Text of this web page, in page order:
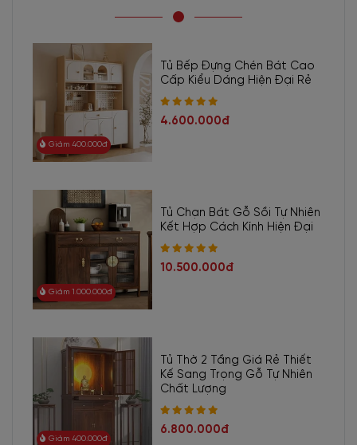
Giảm 400.000đ
Tủ Bếp Đựng Chén Bát Cao
Cấp Kiểu Dáng Hiện Đại Rẻ
4.600.000đ
Giảm 1.000.000đ
Tủ Chạn Bát Gỗ Sồi Tự Nhiên
Kết Hợp Cách Kính Hiện Đại
10.500.000đ
Giảm 400.000đ
Tủ Thờ 2 Tầng Giá Rẻ Thiết
Kế Sang Trọng Gỗ Tự Nhiên
Chất Lượng
6.800.000đ